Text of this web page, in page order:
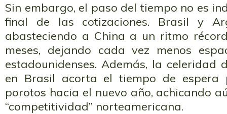
Sin embargo, el paso del tiempo no es
final de las cotizaciones. Brasil y
abasteciendo a China a un ritmo
meses, dejando cada vez menos
estadounidenses. Además, la celeridad
en Brasil acorta el tiempo de espera
porotos hacia el nuevo año, achicando
“competitividad” norteamericana.